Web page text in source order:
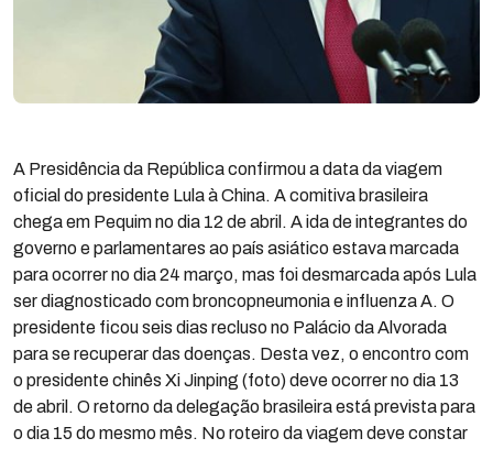
A Presidência da República confirmou a data da viagem
oficial do presidente Lula à China. A comitiva brasileira
chega em Pequim no dia 12 de abril. A ida de integrantes do
governo e parlamentares ao país asiático estava marcada
para ocorrer no dia 24 março, mas foi desmarcada após Lula
ser diagnosticado com broncopneumonia e influenza A. O
presidente ficou seis dias recluso no Palácio da Alvorada
para se recuperar das doenças. Desta vez, o encontro com
o presidente chinês Xi Jinping (foto) deve ocorrer no dia 13
de abril. O retorno da delegação brasileira está prevista para
o dia 15 do mesmo mês. No roteiro da viagem deve constar